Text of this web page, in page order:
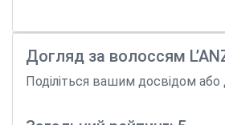
Догляд за волоссям
Поділіться вашим досвідом